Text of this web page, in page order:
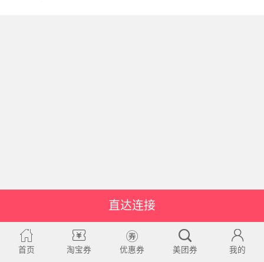
直达连接
首页 淘宝券 优惠券 美团券 我的